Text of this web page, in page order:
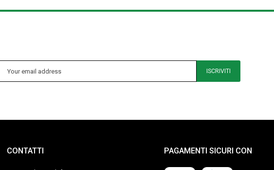
ISCRIVITI
CONTATTI PAGAMENTI SICURI CON